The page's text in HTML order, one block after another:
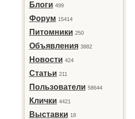
Блоги 499
Форум 15414
Питомники 250
Объявления 3882
Новости 424
Статьи 211
Пользователи 58644
Клички 4421
Выставки 18